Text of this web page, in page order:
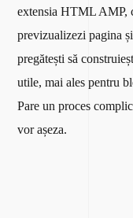
extensia HTML AMP,
previzualizezi pagina
pregătești să
utile, mai ales pentru
Pare un proces
vor așeza.